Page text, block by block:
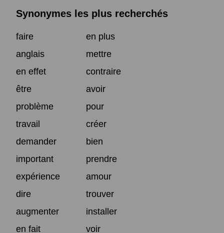
Synonymes les plus recherchés
faire
en plus
anglais
mettre
en effet
contraire
être
avoir
problème
pour
travail
créer
demander
bien
important
prendre
expérience
amour
dire
trouver
augmenter
installer
en fait
voir